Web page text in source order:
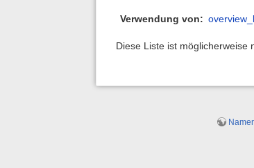
Verwendung von:
Diese Liste ist möglicherweise